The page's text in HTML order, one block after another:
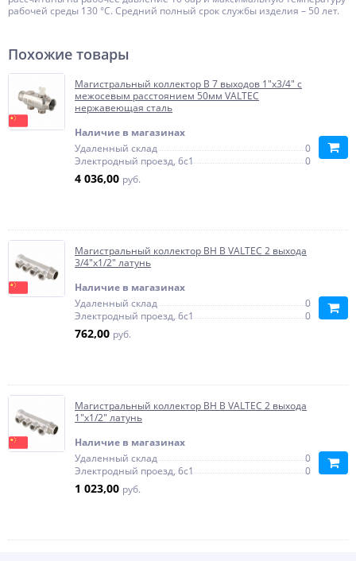
рабочей среды 130 °С. Средний полный срок службы изделия – 50 лет.
Похожие товары
Магистральный коллектор В 7 выходов 1"х3/4" с
межосевым расстоянием 50мм VALTEC
нержавеющая сталь
Наличие в магазинах
Удаленный склад
0
Электродный проезд, 6с1
0
4 036,00 руб.
Магистральный коллектор ВН В VALTEC 2 выхода
3/4"х1/2" латунь
Наличие в магазинах
Удаленный склад
0
Электродный проезд, 6с1
0
762,00 руб.
Магистральный коллектор ВН В VALTEC 2 выхода
1"х1/2" латунь
Наличие в магазинах
Удаленный склад
0
Электродный проезд, 6с1
0
1 023,00 руб.